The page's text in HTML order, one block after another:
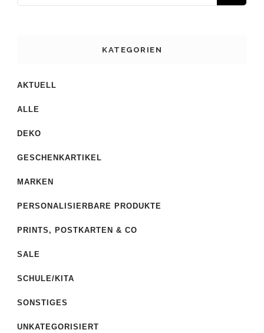
KATEGORIEN
AKTUELL
ALLE
DEKO
GESCHENKARTIKEL
MARKEN
PERSONALISIERBARE PRODUKTE
PRINTS, POSTKARTEN & CO
SALE
SCHULE/KITA
SONSTIGES
UNKATEGORISIERT